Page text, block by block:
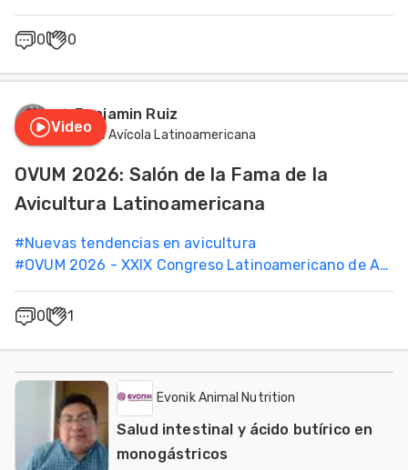
0 0
Benjamin Ruiz
Cumbre Avícola Latinoamericana
Video
OVUM 2026: Salón de la Fama de la
Avicultura Latinoamericana
#Nuevas tendencias en avicultura
#OVUM 2026 - XXIX Congreso Latinoamericano de Avicultura
0 1
Evonik Animal Nutrition
Salud intestinal y ácido butírico en
monogástricos